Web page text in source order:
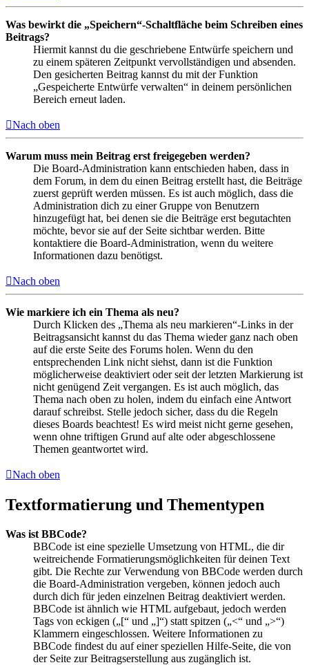
Was bewirkt die „Speichern“-Schaltfläche beim Schreiben eines
Beitrags?
Hiermit kannst du die geschriebene Entwürfe speichern und
zu einem späteren Zeitpunkt vervollständigen und absenden.
Den gesicherten Beitrag kannst du mit der Funktion
„Gespeicherte Entwürfe verwalten“ in deinem persönlichen
Bereich erneut laden.
Nach oben
Warum muss mein Beitrag erst freigegeben werden?
Die Board-Administration kann entschieden haben, dass in
dem Forum, in dem du einen Beitrag erstellt hast, die Beiträge
zuerst geprüft werden müssen. Es ist auch möglich, dass die
Administration dich zu einer Gruppe von Benutzern
hinzugefügt hat, bei denen sie die Beiträge erst begutachten
möchte, bevor sie auf der Seite sichtbar werden. Bitte
kontaktiere die Board-Administration, wenn du weitere
Informationen dazu benötigst.
Nach oben
Wie markiere ich ein Thema als neu?
Durch Klicken des „Thema als neu markieren“-Links in der
Beitragsansicht kannst du das Thema wieder ganz nach oben
auf die erste Seite des Forums holen. Wenn du den
entsprechenden Link nicht siehst, dann ist die Funktion
möglicherweise deaktiviert oder seit der letzten Markierung ist
nicht genügend Zeit vergangen. Es ist auch möglich, das
Thema nach oben zu holen, indem du einfach eine Antwort
darauf schreibst. Stelle jedoch sicher, dass du die Regeln
dieses Boards beachtest! Es wird meist nicht gerne gesehen,
wenn ohne triftigen Grund auf alte oder abgeschlossene
Themen geantwortet wird.
Nach oben
Textformatierung und Thementypen
Was ist BBCode?
BBCode ist eine spezielle Umsetzung von HTML, die dir
weitreichende Formatierungsmöglichkeiten für deinen Text
gibt. Die Rechte zur Verwendung von BBCode werden durch
die Board-Administration vergeben, können jedoch auch
durch dich für jeden einzelnen Beitrag deaktiviert werden.
BBCode ist ähnlich wie HTML aufgebaut, jedoch werden
Tags von eckigen („[“ und „]“) statt spitzen („<“ und „>“)
Klammern eingeschlossen. Weitere Informationen zu
BBCode findest du auf einer speziellen Hilfe-Seite, die von
der Seite zur Beitragserstellung aus zugänglich ist.